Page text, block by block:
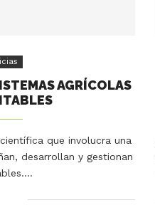
AGRÍCOLAS
que involucra una
desarrollan y gestionan